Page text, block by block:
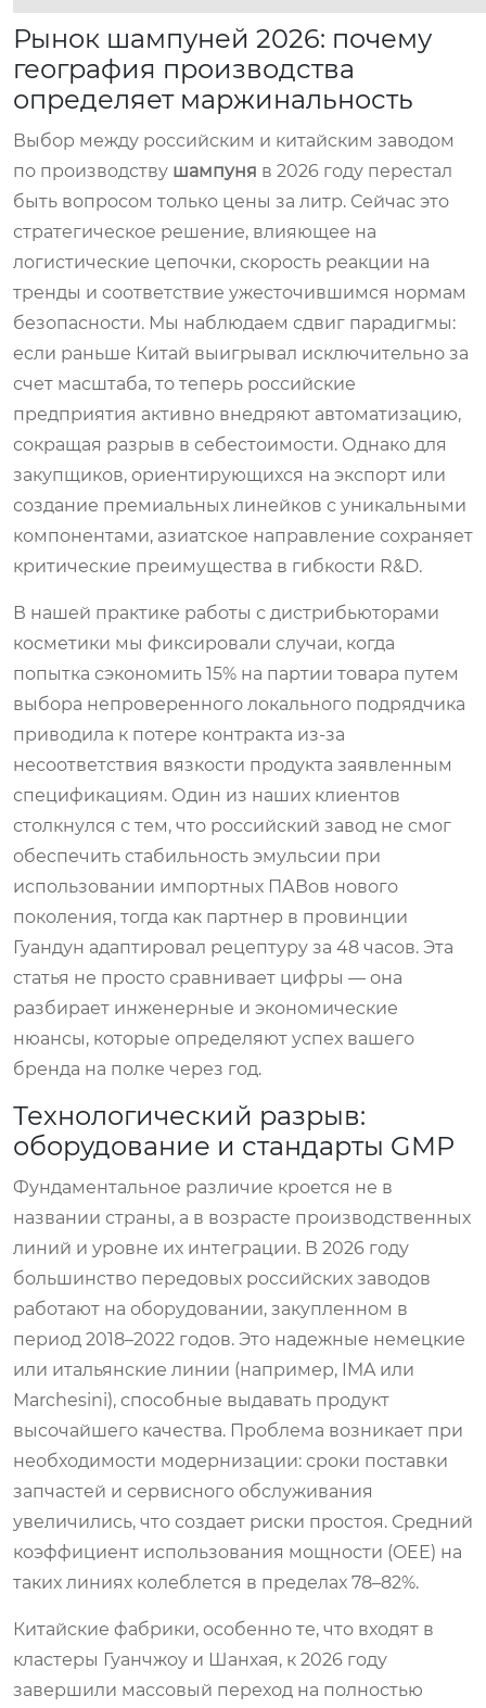
Рынок шампуней 2026: почему
география производства
определяет маржинальность
Выбор между российским и китайским заводом
по производству шампуня в 2026 году перестал
быть вопросом только цены за литр. Сейчас это
стратегическое решение, влияющее на
логистические цепочки, скорость реакции на
тренды и соответствие ужесточившимся нормам
безопасности. Мы наблюдаем сдвиг парадигмы:
если раньше Китай выигрывал исключительно за
счет масштаба, то теперь российские
предприятия активно внедряют автоматизацию,
сокращая разрыв в себестоимости. Однако для
закупщиков, ориентирующихся на экспорт или
создание премиальных линейков с уникальными
компонентами, азиатское направление сохраняет
критические преимущества в гибкости R&D.
В нашей практике работы с дистрибьюторами
косметики мы фиксировали случаи, когда
попытка сэкономить 15% на партии товара путем
выбора непроверенного локального подрядчика
приводила к потере контракта из-за
несоответствия вязкости продукта заявленным
спецификациям. Один из наших клиентов
столкнулся с тем, что российский завод не смог
обеспечить стабильность эмульсии при
использовании импортных ПАВов нового
поколения, тогда как партнер в провинции
Гуандун адаптировал рецептуру за 48 часов. Эта
статья не просто сравнивает цифры — она
разбирает инженерные и экономические
нюансы, которые определяют успех вашего
бренда на полке через год.
Технологический разрыв:
оборудование и стандарты GMP
Фундаментальное различие кроется не в
названии страны, а в возрасте производственных
линий и уровне их интеграции. В 2026 году
большинство передовых российских заводов
работают на оборудовании, закупленном в
период 2018–2022 годов. Это надежные немецкие
или итальянские линии (например, IMA или
Marchesini), способные выдавать продукт
высочайшего качества. Проблема возникает при
необходимости модернизации: сроки поставки
запчастей и сервисного обслуживания
увеличились, что создает риски простоя. Средний
коэффициент использования мощности (OEE) на
таких линиях колеблется в пределах 78–82%.
Китайские фабрики, особенно те, что входят в
кластеры Гуанчжоу и Шанхая, к 2026 году
завершили массовый переход на полностью